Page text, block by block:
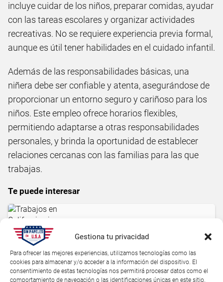
Gestiona tu privacidad
Para ofrecer las mejores experiencias, utilizamos tecnologías como las
cookies para almacenar y/o acceder a la información del dispositivo. El
consentimiento de estas tecnologías nos permitirá procesar datos como el
comportamiento de navegación o las identificaciones únicas en este sitio.
incluye cuidar de los niños, preparar comidas, ayudar
con las tareas escolares y organizar actividades
recreativas. No se requiere experiencia previa formal,
aunque es útil tener habilidades en el cuidado infantil.
Además de las responsabilidades básicas, una
niñera debe ser confiable y atenta, asegurándose de
proporcionar un entorno seguro y cariñoso para los
niños. Este empleo ofrece horarios flexibles,
permitiendo adaptarse a otras responsabilidades
personales, y brinda la oportunidad de establecer
relaciones cercanas con las familias para las que
trabajas.
Te puede interesar
Oportunidades para inmigrantes